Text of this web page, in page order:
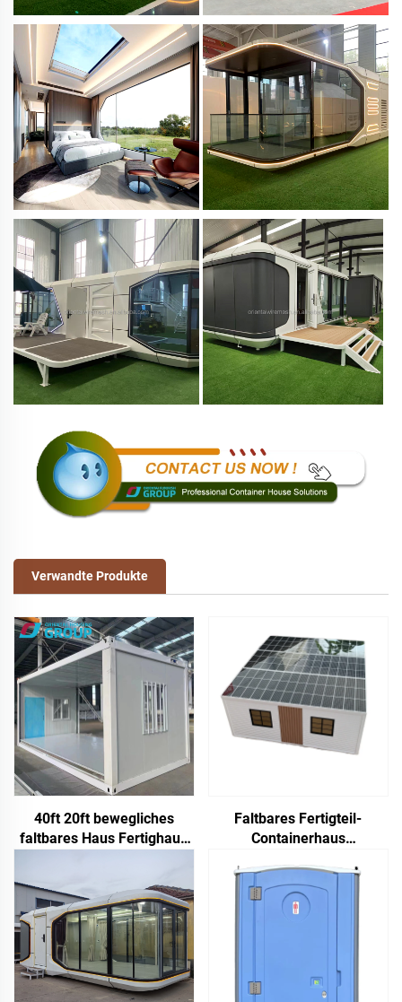
Verwandte Produkte
40ft 20ft bewegliches
faltbares Haus Fertighaus
Aufbewahrungsbox
Falthäuser zum Verkauf
Faltbares Fertigteil-
Containerhaus
Schnellmontage-Container-
Tiny-House zum Verkauf